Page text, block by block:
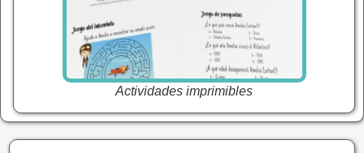
Actividades imprimibles